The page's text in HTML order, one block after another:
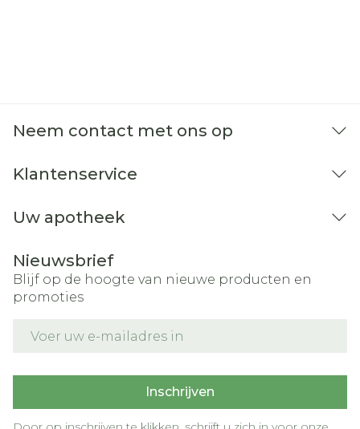
Neem contact met ons op
Klantenservice
Uw apotheek
Nieuwsbrief
Blijf op de hoogte van nieuwe producten en
promoties
Inschrijven